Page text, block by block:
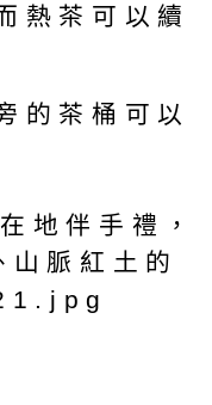
熱茶可以續
的茶桶可以